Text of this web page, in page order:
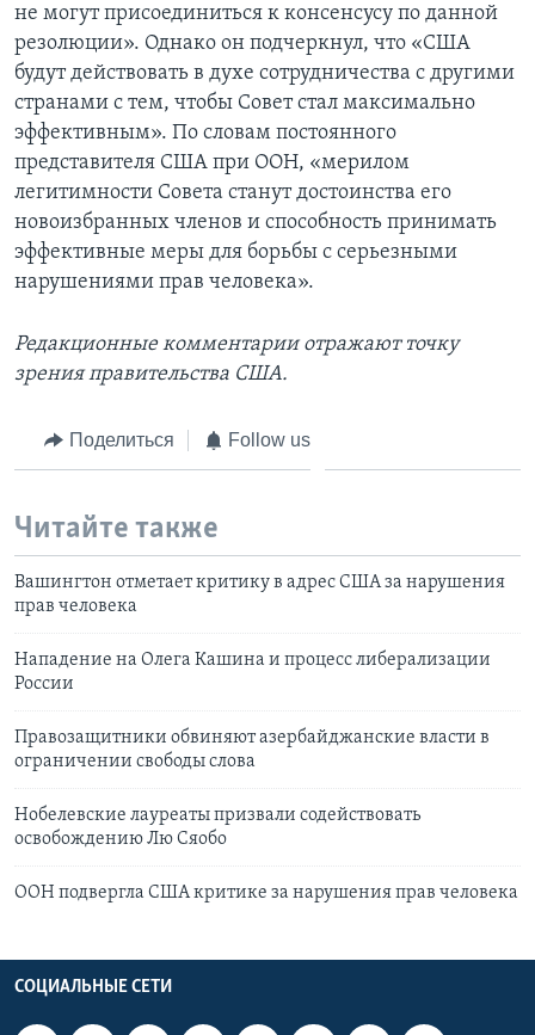
не могут присоединиться к консенсусу по данной
резолюции». Однако он подчеркнул, что «США
будут действовать в духе сотрудничества с другими
странами с тем, чтобы Совет стал максимально
эффективным». По словам постоянного
представителя США при ООН, «мерилом
легитимности Совета станут достоинства его
новоизбранных членов и способность принимать
эффективные меры для борьбы с серьезными
нарушениями прав человека».
Редакционные комментарии отражают точку
зрения правительства США.
Поделиться Follow us
Читайте также
Вашингтон отметает критику в адрес США за нарушения
прав человека
Нападение на Олега Кашина и процесс либерализации
России
Правозащитники обвиняют азербайджанские власти в
ограничении свободы слова
Нобелевские лауреаты призвали содействовать
освобождению Лю Сяобо
ООН подвергла США критике за нарушения прав человека
СОЦИАЛЬНЫЕ СЕТИ